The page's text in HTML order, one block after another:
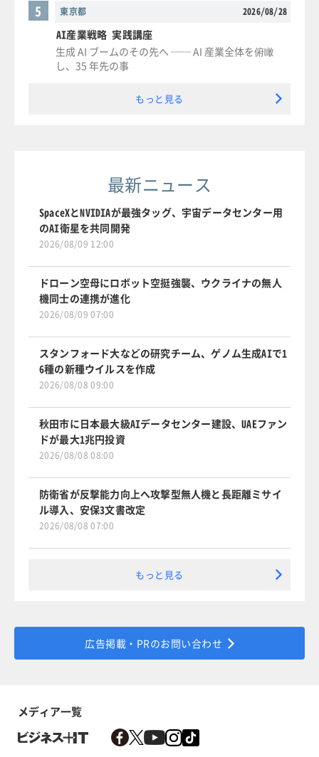
東京都 2026/08/28
5
AI産業戦略 実践講座
生成 AI ブームのその先へ ── AI 産業全体を俯瞰
し、35 年先の事
もっと見る
最新ニュース
SpaceXとNVIDIAが最強タッグ、宇宙データセンター用
のAI衛星を共同開発
2026/08/09 12:00
ドローン空母にロボット空挺強襲、ウクライナの無人
機同士の連携が進化
2026/08/09 07:00
スタンフォード大などの研究チーム、ゲノム生成AIで1
6種の新種ウイルスを作成
2026/08/08 09:00
秋田市に日本最大級AIデータセンター建設、UAEファン
ドが最大1兆円投資
2026/08/08 08:00
防衛省が反撃能力向上へ攻撃型無人機と長距離ミサイ
ル導入、安保3文書改定
2026/08/08 07:00
もっと見る
広告掲載・PRのお問い合わせ
メディア一覧